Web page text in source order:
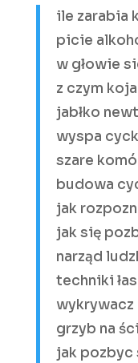
ile zarabia
picie
w głowie
z czym
jabłko
wyspa
szare
budowa
jak
jak się
narząd
techniki
wykrywacz
grzyb na
jak pozbyc